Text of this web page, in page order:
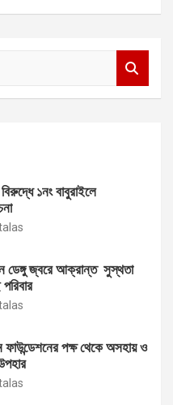
১নং বাবুরাইলে
ডেঙ্গু জ্বরে আক্রান্ত সুস্থতা
ফাউন্ডেশনের পক্ষ থেকে অসহায় ও